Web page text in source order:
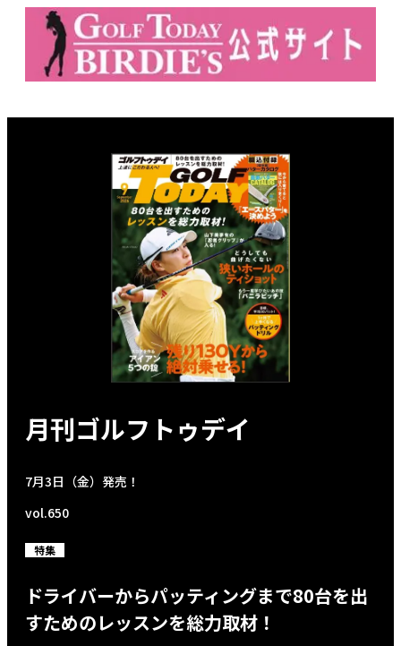
月刊ゴルフトゥデイ
7月3日（金）発売！
vol.650
特集
ドライバーからパッティングまで80台を出
すためのレッスンを総力取材！